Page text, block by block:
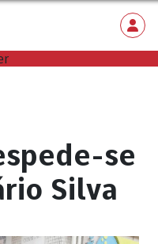
se
Silva